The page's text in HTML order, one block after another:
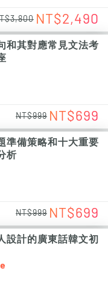
NT$2,490
和其對應常見文法考
NT$999 NT$699
準備策略和十大重要
析
NT$999 NT$699
設計的廣東話韓文初